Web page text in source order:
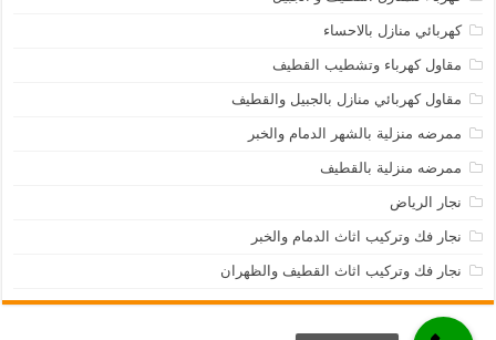
كهربائي منازل بالاحساء
مقاول كهرباء وتشطيب القطيف
مقاول كهربائي منازل بالجبيل والقطيف
ممرضه منزلية بالشهر الدمام والخبر
ممرضه منزلية بالقطيف
نجار الرياض
نجار فك وتركيب اثاث الدمام والخبر
نجار فك وتركيب اثاث القطيف والظهران